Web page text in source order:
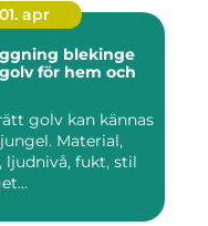
01. apr
blekinge
för hem och
golv kan kännas
Material,
ljudnivå, fukt, stil